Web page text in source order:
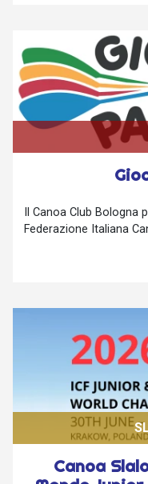
Il Canoa Club Bologna
Federazione Italiana
Canoa